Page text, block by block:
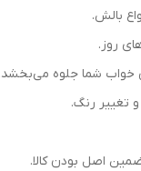
روز.
خواب شما جلوه می‌بخشد.
تغییر رنگ.
اصل بودن کالا.